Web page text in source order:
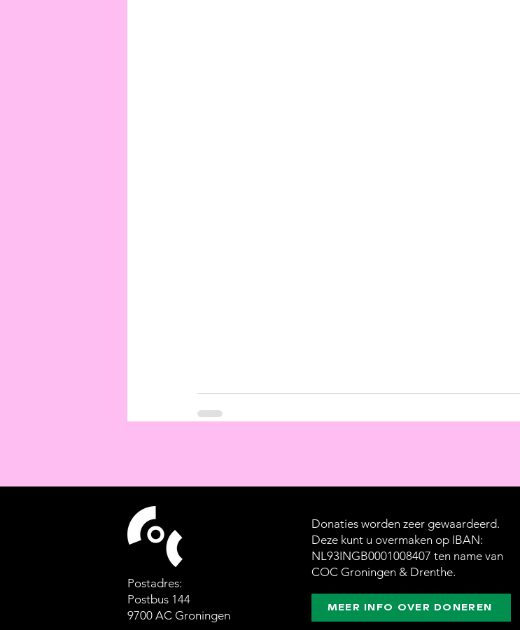
Postadres:
Postbus 144
9700 AC Groningen
Donaties worden zeer gewaardeerd.
Deze kunt u overmaken op IBAN:
NL93INGB0001008407 ten name van
COC Groningen & Drenthe.
MEER INFO OVER DONEREN